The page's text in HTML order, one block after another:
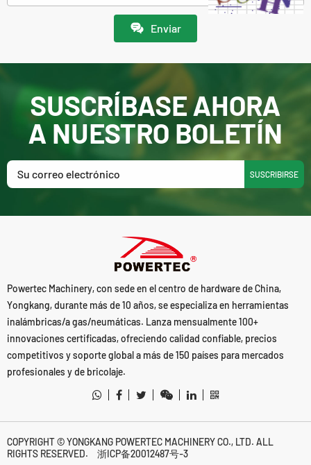
Enviar
SUSCRÍBASE AHORA
A NUESTRO BOLETÍN
SUSCRIBIRSE
Powertec Machinery, con sede en el centro de hardware de China,
Yongkang, durante más de 10 años, se especializa en herramientas
inalámbricas/a gas/neumáticas. Lanza mensualmente 100+
innovaciones certificadas, ofreciendo calidad confiable, precios
competitivos y soporte global a más de 150 países para mercados
profesionales y de bricolaje.
COPYRIGHT © YONGKANG POWERTEC MACHINERY CO., LTD. ALL
RIGHTS RESERVED.
浙ICP备20012487号-3